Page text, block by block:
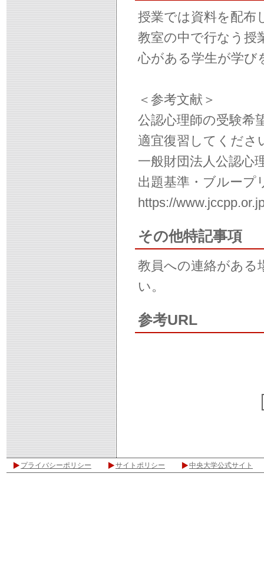
授業では資料を配布
教室の中で行なう授
心がある学生が学び
＜参考文献＞
公認心理師の受験希
適宜復習してくださ
一般財団法人公認心
出題基準・ブループ
https://
その他特記事項
教員への連絡がある
い。
参考URL
プライバシーポリシー サイトポリシー 中央大学公式サイト